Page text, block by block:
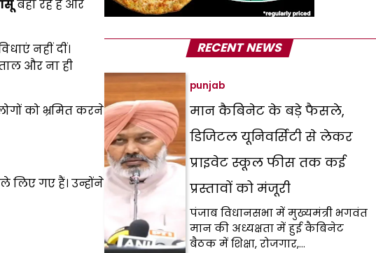
बहा रहे हैं और
नहीं दीं।
और ना ही
को भ्रमित करने
गए हैं। उन्होंने
RECENT NEWS
punjab
मान कैबिनेट के बड़े फैसले,
डिजिटल यूनिवर्सिटी से लेकर
प्राइवेट स्कूल फीस तक कई
प्रस्तावों को मंजूरी
पंजाब विधानसभा में मुख्यमंत्री भगवंत
मान की अध्यक्षता में हुई कैबिनेट
बैठक में शिक्षा, रोजगार,…